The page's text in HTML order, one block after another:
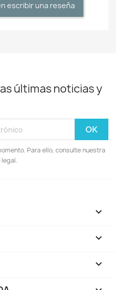
escribir una reseña
últimas noticias y
Para ello, consulte nuestra


